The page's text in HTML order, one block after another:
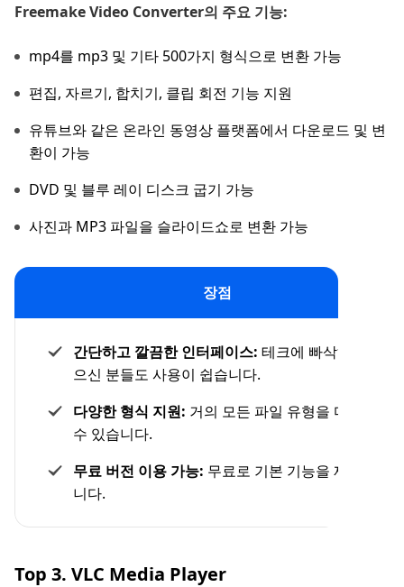
Freemake Video Converter의 주요 기능:
mp4를 mp3 및 기타 500가지 형식으로 변환 가능
편집, 자르기, 합치기, 클립 회전 기능 지원
유튜브와 같은 온라인 동영상 플랫폼에서 다운로드 및 변
환이 가능
DVD 및 블루 레이 디스크 굽기 가능
사진과 MP3 파일을 슬라이드쇼로 변환 가능
장점
간단하고 깔끔한 인터페이스: 테크에 빠삭하지 않
으신 분들도 사용이 쉽습니다.
다양한 형식 지원: 거의 모든 파일 유형을 다 다룰
수 있습니다.
무료 버전 이용 가능: 무료로 기본 기능을 제공합
니다.
Top 3. VLC Media Player